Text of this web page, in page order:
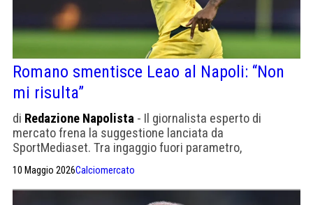
Romano smentisce Leao al Napoli: “Non
mi risulta”
di Redazione Napolista - Il giornalista esperto di
mercato frena la suggestione lanciata da
SportMediaset. Tra ingaggio fuori parametro,
valutazione da 60 milioni e la concorrenza di Al-Hilal e
Manchester United, la pista partenopea resta poco più
di un esercizio di fantamercato
10 Maggio 2026Calciomercato